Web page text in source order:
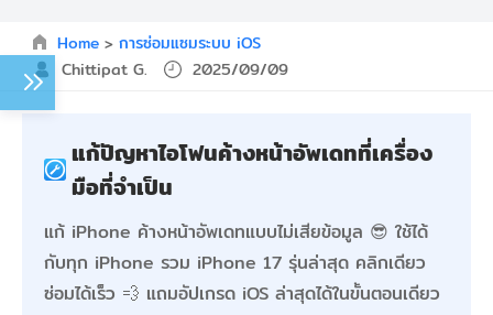
Home > การซ่อมแซมระบบ iOS
Chittipat G.
2025/09/09
แก้ปัญหาไอโฟนค้างหน้าอัพเดทที่เครื่อง
มือที่จำเป็น
แก้ iPhone ค้างหน้าอัพเดทแบบไม่เสียข้อมูล 😎 ใช้ได้
กับทุก iPhone รวม iPhone 17 รุ่นล่าสุด คลิกเดียว
ซ่อมได้เร็ว 💨 แถมอัปเกรด iOS ล่าสุดได้ในขั้นตอนเดียว